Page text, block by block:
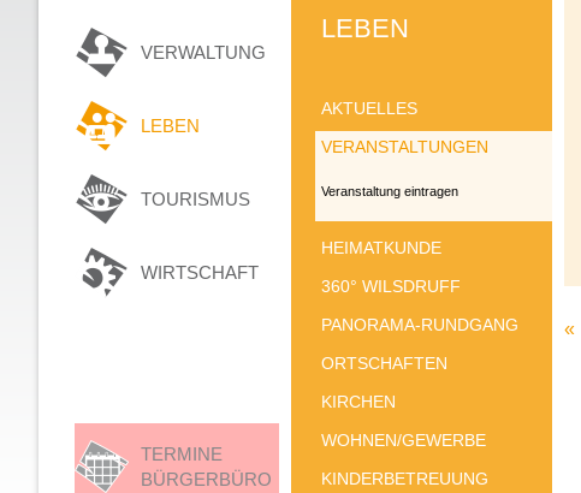
VERWALTUNG
LEBEN
TOURISMUS
WIRTSCHAFT
TERMINE
BÜRGERBÜRO
LEBEN
AKTUELLES
VERANSTALTUNGEN
Veranstaltung eintragen
HEIMATKUNDE
360° WILSDRUFF
PANORAMA-RUNDGANG
ORTSCHAFTEN
KIRCHEN
WOHNEN/GEWERBE
KINDERBETREUUNG
«